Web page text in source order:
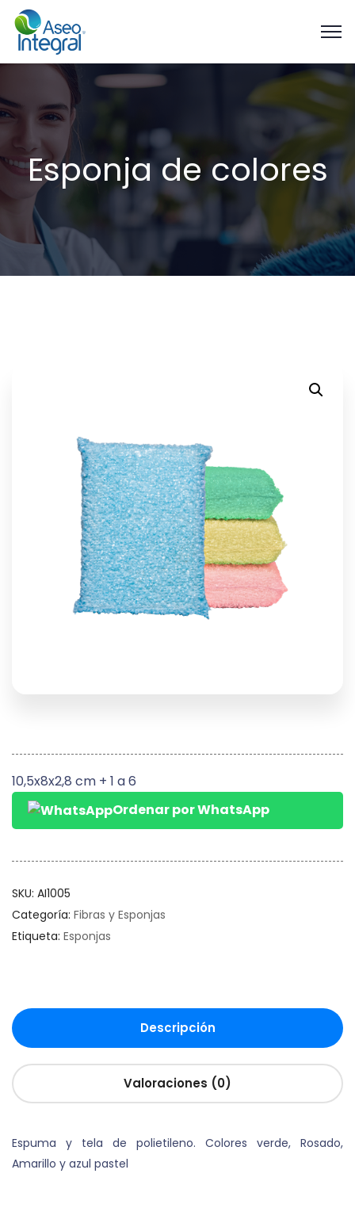
Esponja de colores
10,5x8x2,8 cm + 1 a 6
Ordenar por WhatsApp
SKU: AI1005
Categoría: Fibras y Esponjas
Etiqueta: Esponjas
Descripción
Valoraciones (0)
Espuma y tela de polietileno. Colores verde, Rosado,
Amarillo y azul pastel